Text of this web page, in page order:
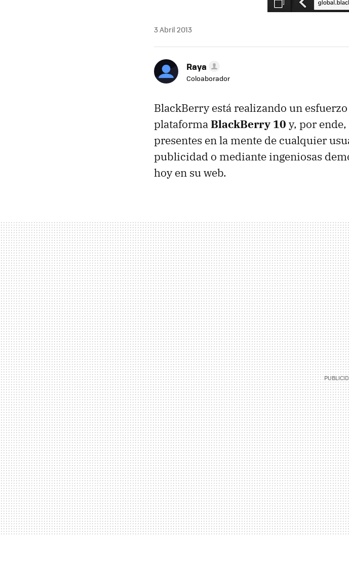
3 Abril 2013
Raya
Coloaborador
BlackBerry está realizando un
plataformaBlackBerry 10 y, por
presentes en la mente de cualquier
publicidad o mediante ingeniosas
hoy en su web.